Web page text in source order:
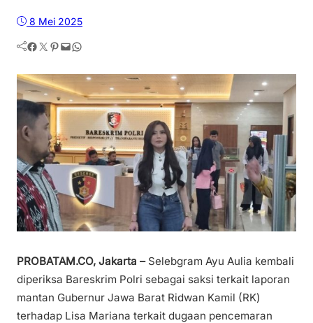
8 Mei 2025
Facebook Twitter Pinterest Mail WhatsApp
PROBATAM.CO, Jakarta – Selebgram Ayu Aulia kembali
diperiksa Bareskrim Polri sebagai saksi terkait laporan
mantan Gubernur Jawa Barat Ridwan Kamil (RK)
terhadap Lisa Mariana terkait dugaan pencemaran